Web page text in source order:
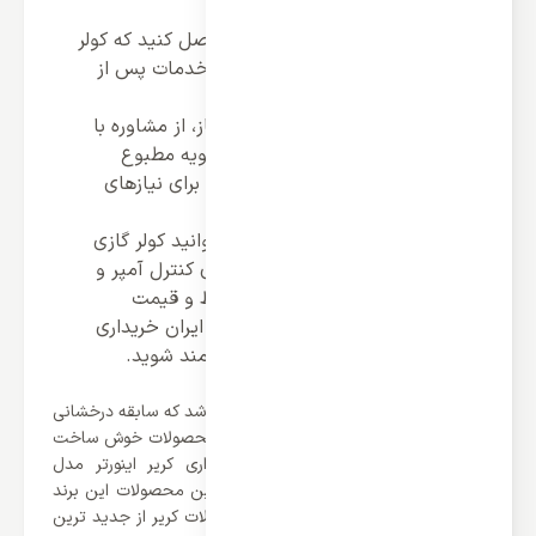
اطمینان حاصل کنید که کولر
گازی دارای ضمانت نامه معتبر و خدمات پس از
در صورت نیاز، از مشاوره با
کارشناسان متخصص در زمینه تهویه مطبوع
استفاده کنید تا بهترین تصمیم را برای نیازهای
با رعایت راهنمایی‌های فوق، می‌توانید کولر گازی
کریر 12000 اینورتر مدل QHA با آی کنترل آمپر و
موتور بزرگ T3 را با بهترین شرایط و قیمت
مناسب از نمایندگی‌های معتبر در ایران خریداری
کرده و از عملکرد و کارایی آن بهره‌مند شوید.
برند کریر یکی از برند های آمریکایی می باشد که سابقه درخشانی
در حوضه تولیدات کولر گازی ها دارد. از محصولات خوش ساخت
این برند می توان به کولر گازی دیواری کریر اینورتر مدل
42QHA012VSL اشاره کرد که از جدید ترین محصولات این برند
می باشد. خوشبختانه این سری از محصولات کریر از جدید ترین